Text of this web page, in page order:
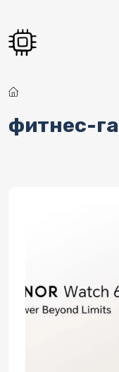
фитнес-